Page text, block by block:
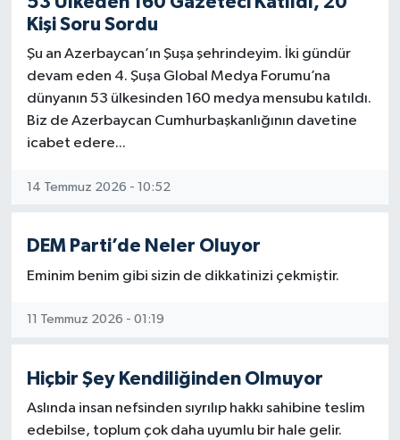
ABD ve İsrail’in kölesi olarak yaşamaktansa
vallahi de billahi de ölmek şereflidir.
Bu savaşın galibi İran olacaktır.
gelemeyeceklerdir.
var diye bağıranları duymamak imkansızdır.
istediği önemli coğrafyalardır.
Kişi Soru Sordu
Şu an Azerbaycan’ın Şuşa şehrindeyim. İki gündür
devam eden 4. Şuşa Global Medya Forumu’na
dünyanın 53 ülkesinden 160 medya mensubu katıldı.
Biz de Azerbaycan Cumhurbaşkanlığının davetine
icabet edere...
14 Temmuz 2026 - 10:52
DEM Parti’de Neler Oluyor
Eminim benim gibi sizin de dikkatinizi çekmiştir.
11 Temmuz 2026 - 01:19
Hiçbir Şey Kendiliğinden Olmuyor
Aslında insan nefsinden sıyrılıp hakkı sahibine teslim
edebilse, toplum çok daha uyumlu bir hale gelir.